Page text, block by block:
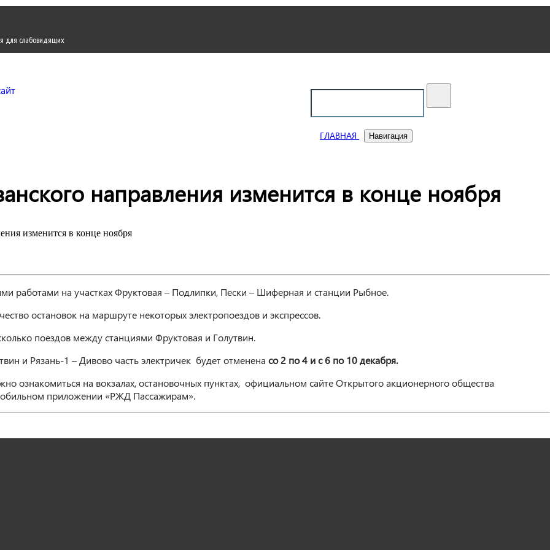
для слабовидящих
ГЛАВНАЯ Навигация
направления изменится в конце ноября
изменится в конце ноября
работами на участках Фруктовая – Подлипки, Пески – Шиферная и станции Рыбное.
остановок на маршруте некоторых электропоездов и экспрессов.
поездов между станциями Фруктовая и Голутвин.
и Рязань-1 – Дивово часть электричек будет отменена со 2 по 4 и с 6 по 10 декабря.
на вокзалах, остановочных пунктах, официальном сайте Открытого акционерного общества
приложении «РЖД Пассажирам».